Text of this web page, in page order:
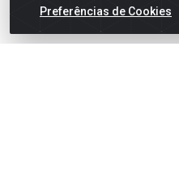
Preferências de Cookies